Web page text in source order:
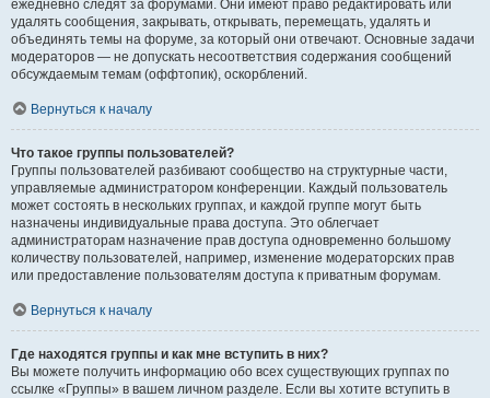
ежедневно следят за форумами. Они имеют право редактировать или
удалять сообщения, закрывать, открывать, перемещать, удалять и
объединять темы на форуме, за который они отвечают. Основные задачи
модераторов — не допускать несоответствия содержания сообщений
обсуждаемым темам (оффтопик), оскорблений.
Вернуться к началу
Что такое группы пользователей?
Группы пользователей разбивают сообщество на структурные части,
управляемые администратором конференции. Каждый пользователь
может состоять в нескольких группах, и каждой группе могут быть
назначены индивидуальные права доступа. Это облегчает
администраторам назначение прав доступа одновременно большому
количеству пользователей, например, изменение модераторских прав
или предоставление пользователям доступа к приватным форумам.
Вернуться к началу
Где находятся группы и как мне вступить в них?
Вы можете получить информацию обо всех существующих группах по
ссылке «Группы» в вашем личном разделе. Если вы хотите вступить в